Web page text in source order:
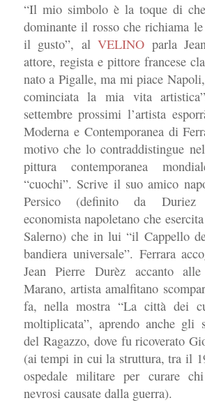
“Il mio simbolo è la toque di
dominante il rosso che richiama
il gusto”, alVELINO parla
attore, regista e pittore francese
nato a Pigalle, ma mi piace
cominciata la mia vita
settembre prossimi l’artista
Moderna e Contemporanea di
motivo che lo contraddistingue
pittura contemporanea
“cuochi”. Scrive il suo amico
Persico (definito da Duriez
economista napoletano che
Salerno) che in lui “il Cappello
bandiera universale”. Ferrara
Jean Pierre Durèz accanto
Marano, artista amalfitano
fa, nella mostra “La città dei
moltiplicata”, aprendo anche gli
del Ragazzo, dove fu ricoverato
(ai tempi in cui la struttura, tra il
ospedale militare per curare
nevrosi causate dalla guerra).